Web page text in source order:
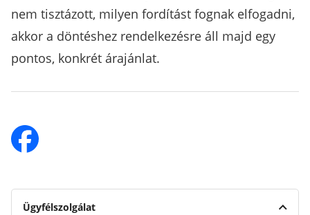
nem tisztázott, milyen fordítást fognak elfogadni,
akkor a döntéshez rendelkezésre áll majd egy
pontos, konkrét árajánlat.
Ügyfélszolgálat